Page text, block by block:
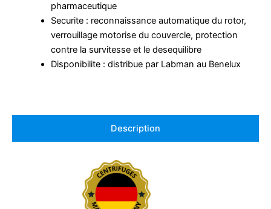
pharmaceutique
Securite : reconnaissance automatique du rotor,
verrouillage motorise du couvercle, protection
contre la survitesse et le desequilibre
Disponibilite : distribue par Labman au Benelux
Description